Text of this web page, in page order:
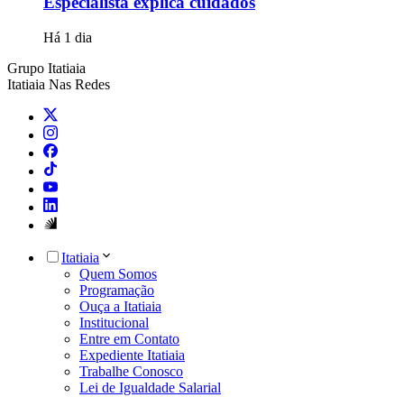
Há 1 dia
Grupo Itatiaia
Itatiaia Nas Redes
Itatiaia
Quem Somos
Programação
Ouça a Itatiaia
Institucional
Entre em Contato
Expediente Itatiaia
Trabalhe Conosco
Lei de Igualdade Salarial